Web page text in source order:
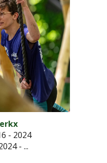
- 2024
- ...